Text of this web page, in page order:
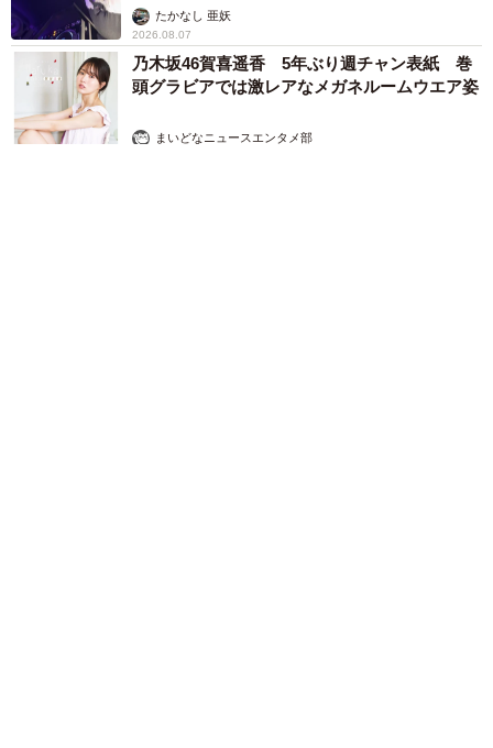
たかなし 亜妖
2026.08.07
乃木坂46賀喜遥香 5年ぶり週チャン表紙 巻
頭グラビアでは激レアなメガネルームウエア姿
まいどなニュースエンタメ部